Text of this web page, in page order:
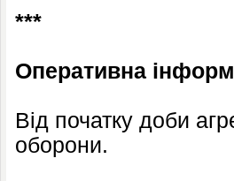
***
Оперативна
Від початку доби
оборони.